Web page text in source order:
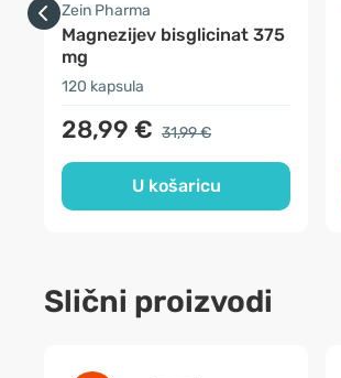
Zein Pharma
Magnezijev bisglicinat 375
mg
120 kapsula
28,99 € 31,99 €
U košaricu
Slični proizvodi